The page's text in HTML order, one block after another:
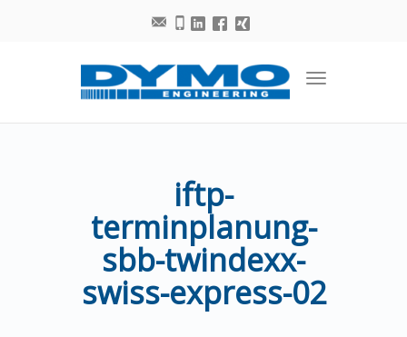
Toggle
iftp-
terminplanung-
sbb-twindexx-
swiss-express-02